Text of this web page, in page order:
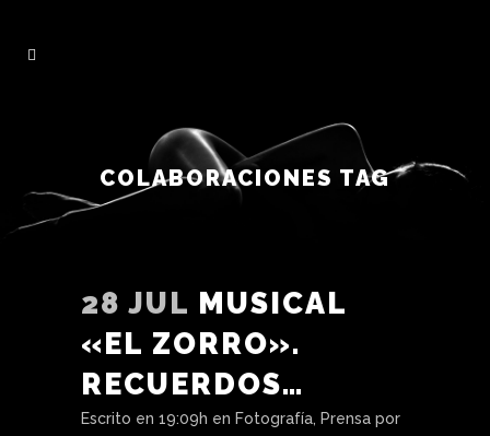
COLABORACIONES TAG
28 JUL MUSICAL
«EL ZORRO».
RECUERDOS…
Escrito en 19:09h en Fotografía, Prensa por